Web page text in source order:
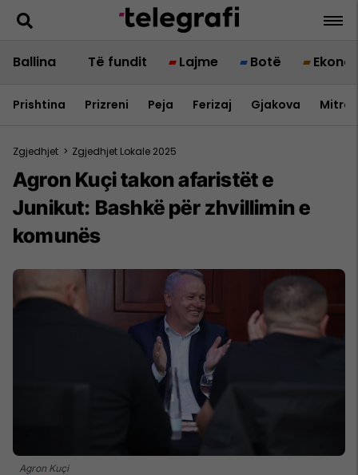
Ballina Të fundit Lajme Botë
Prishtina Prizreni Peja Ferizaj Gjakova
Zgjedhjet > Zgjedhjet Lokale 2025
Agron Kuçi takon afaristët e
Junikut: Bashkë për zhvillimin e
komunës
Agron Kuçi